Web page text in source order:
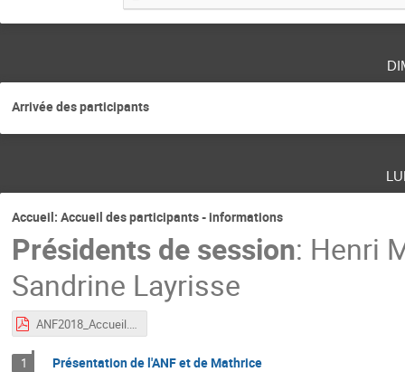
Arrivée des participants
Accueil: Accueil des participants - informations
Présidents de session: Henri
Sandrine Layrisse
ANF2018_Accueil.pdf
1 Présentation de l'ANF et de Mathrice